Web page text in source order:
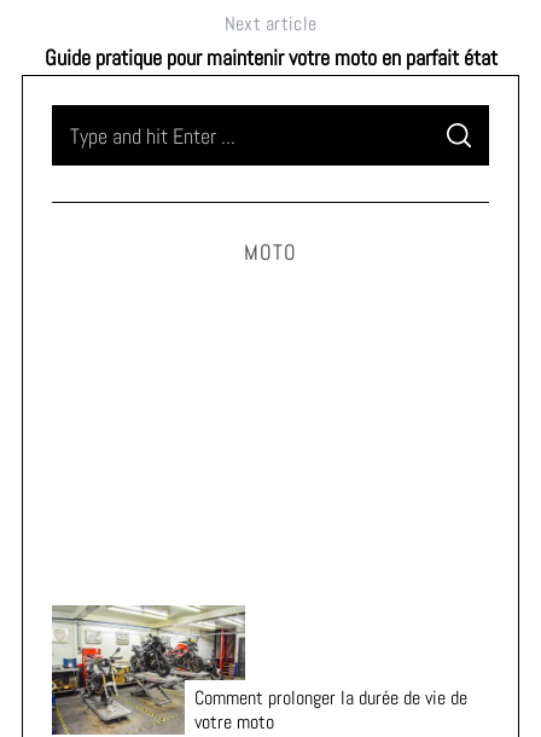
Next article
Guide pratique pour maintenir votre moto en parfait état
S
A
C
MOTO
Comment prolonger la durée de vie de
votre moto